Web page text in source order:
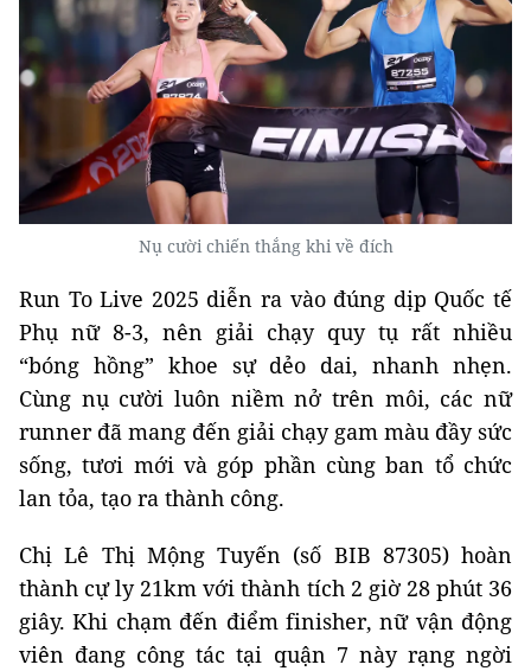
Nụ cười chiến thắng khi về đích
Run To Live 2025 diễn ra vào đúng dịp Quốc tế
Phụ nữ 8-3, nên giải chạy quy tụ rất nhiều
“bóng hồng” khoe sự dẻo dai, nhanh nhẹn.
Cùng nụ cười luôn niềm nở trên môi, các nữ
runner đã mang đến giải chạy gam màu đầy sức
sống, tươi mới và góp phần cùng ban tổ chức
lan tỏa, tạo ra thành công.
Chị Lê Thị Mộng Tuyến (số BIB 87305) hoàn
thành cự ly 21km với thành tích 2 giờ 28 phút 36
giây. Khi chạm đến điểm finisher, nữ vận động
viên đang công tác tại quận 7 này rạng ngời